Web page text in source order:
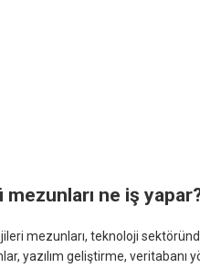
ne iş
mezunları, teknoloji
yazılım geliştirme, veritabanı